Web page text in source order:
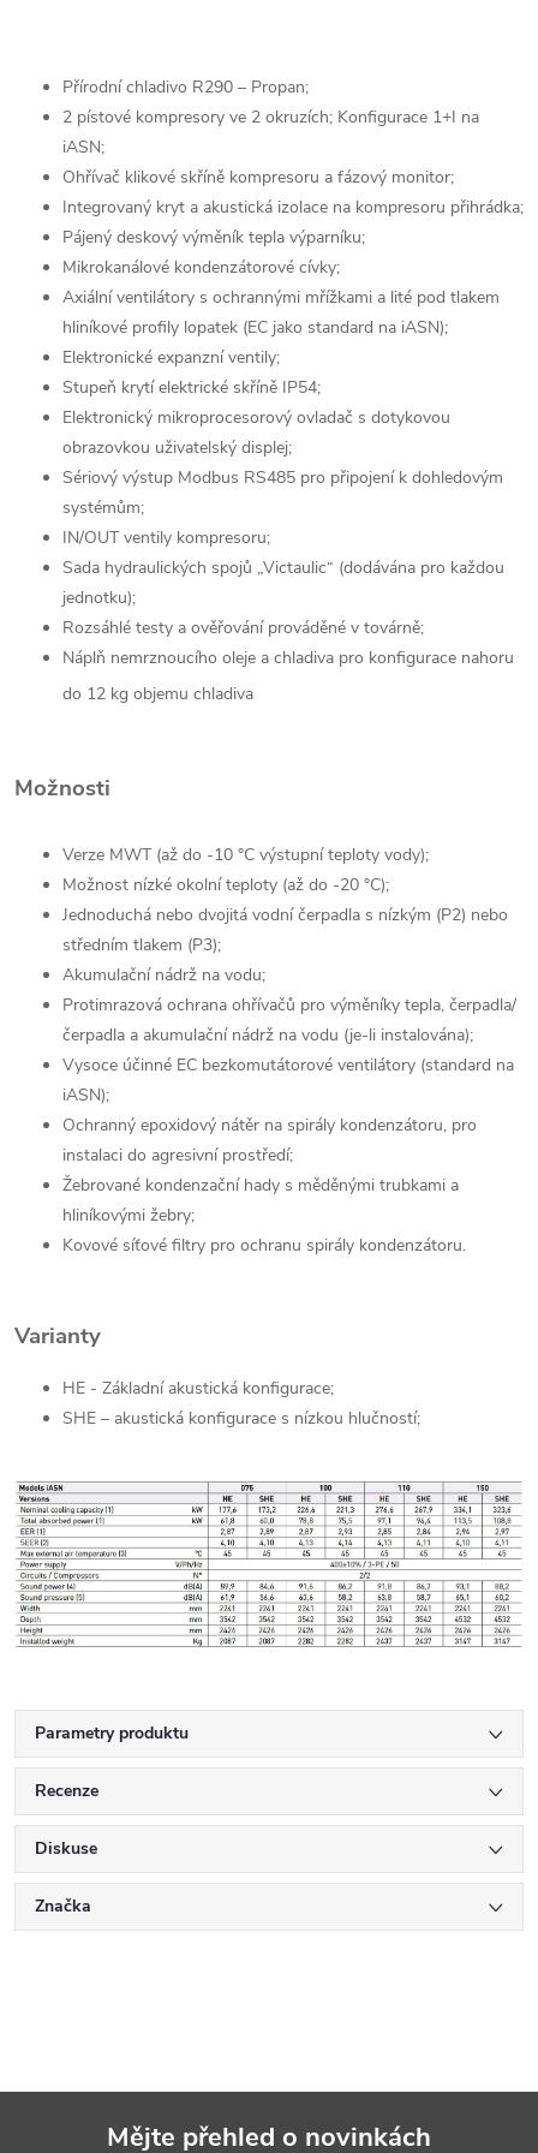
Přírodní chladivo R290 – Propan;
2 pístové kompresory ve 2 okruzích; Konfigurace 1+I na
iASN;
Ohřívač klikové skříně kompresoru a fázový monitor;
Integrovaný kryt a akustická izolace na kompresoru přihrádka;
Pájený deskový výměník tepla výparníku;
Mikrokanálové kondenzátorové cívky;
Axiální ventilátory s ochrannými mřížkami a lité pod tlakem
hliníkové profily lopatek (EC jako standard na iASN);
Elektronické expanzní ventily;
Stupeň krytí elektrické skříně IP54;
Elektronický mikroprocesorový ovladač s dotykovou
obrazovkou uživatelský displej;
Sériový výstup Modbus RS485 pro připojení k dohledovým
systémům;
IN/OUT ventily kompresoru;
Sada hydraulických spojů „Victaulic“ (dodávána pro každou
jednotku);
Rozsáhlé testy a ověřování prováděné v továrně;
Náplň nemrznoucího oleje a chladiva pro konfigurace nahoru
do 12 kg objemu chladiva
Možnosti
Verze MWT (až do -10 °C výstupní teploty vody);
Možnost nízké okolní teploty (až do -20 °C);
Jednoduchá nebo dvojitá vodní čerpadla s nízkým (P2) nebo
středním tlakem (P3);
Akumulační nádrž na vodu;
Protimrazová ochrana ohřívačů pro výměníky tepla, čerpadla/
čerpadla a akumulační nádrž na vodu (je-li instalována);
Vysoce účinné EC bezkomutátorové ventilátory (standard na
iASN);
Ochranný epoxidový nátěr na spirály kondenzátoru, pro
instalaci do agresivní prostředí;
Žebrované kondenzační hady s měděnými trubkami a
hliníkovými žebry;
Kovové síťové filtry pro ochranu spirály kondenzátoru.
Varianty
HE - Základní akustická konfigurace;
SHE – akustická konfigurace s nízkou hlučností;
Parametry produktu
Recenze
Diskuse
Značka
Mějte přehled o novinkách